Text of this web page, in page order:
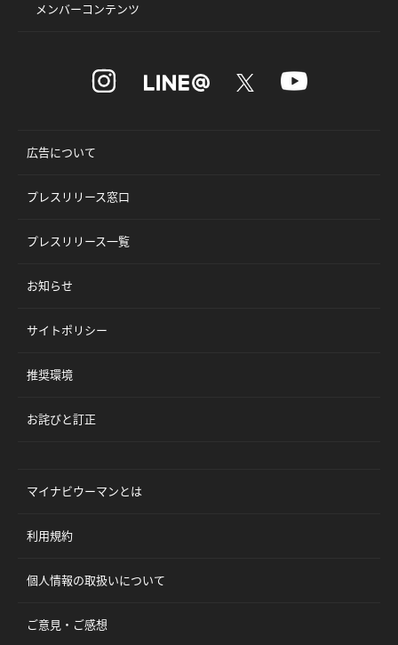
メンバーコンテンツ
広告について
プレスリリース窓口
プレスリリース一覧
お知らせ
サイトポリシー
推奨環境
お詫びと訂正
マイナビウーマンとは
利用規約
個人情報の取扱いについて
ご意見・ご感想